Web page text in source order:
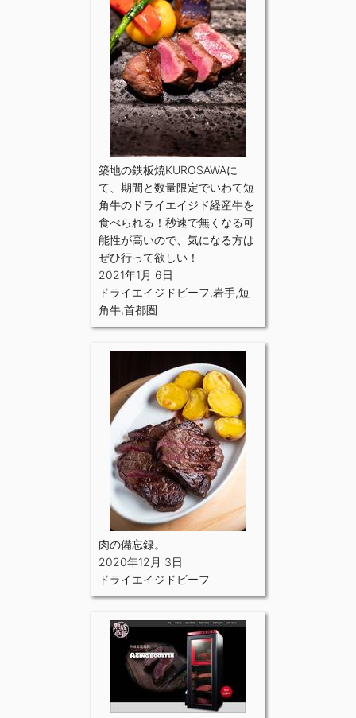
築地の鉄板焼KUROSAWAに
て、期間と数量限定でいわて短
角牛のドライエイジド経産牛を
食べられる！秒速で無くなる可
能性が高いので、気になる方は
ぜひ行って欲しい！
2021年1月 6日
ドライエイジドビーフ,岩手,短
角牛,首都圏
肉の備忘録。
2020年12月 3日
ドライエイジドビーフ